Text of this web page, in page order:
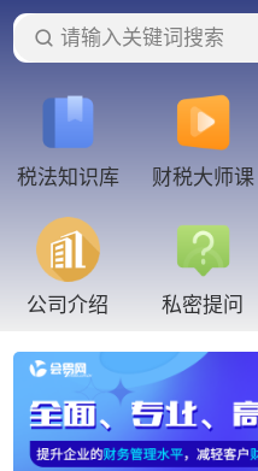
请输入关键词搜索
税法知识库 财税大师课
公司介绍 私密提问